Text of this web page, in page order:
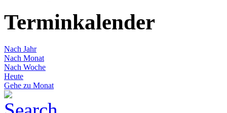
Terminkalender
Nach Jahr
Nach Monat
Nach Woche
Heute
Gehe zu Monat